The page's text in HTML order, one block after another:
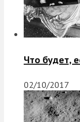
Что будет,
02/10/2017